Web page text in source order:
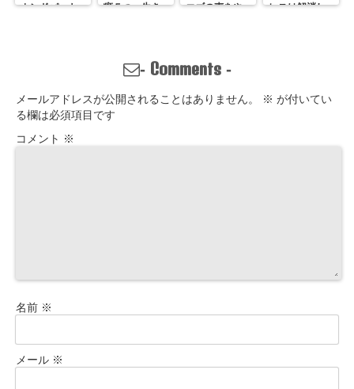
カンドパート
癖５つ。生き
関係改善方法
はここにある
エゴの声をや
レスは解消し
- Comments-
メールアドレスが公開されることはありません。 ※ が付いてい
る欄は必須項目です
コメント ※
名前 ※
メール ※